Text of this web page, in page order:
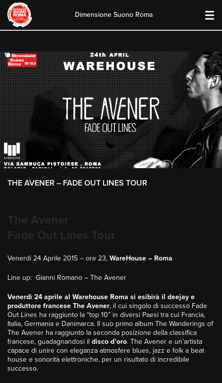
content
Dimensione Suono Roma
THE AVENER – FADE OUT LINES TOUR
The Avener
Fade Out Lines Tour
Venerdi 24 Aprile 2015 – ore 23, WareHouse – Roma
Line up: Gianni Romano – The Avener
Venerdì 24 aprile al Warehouse Roma si esibirà il deejay e
produttore francese The Avener, il cui singolo di successo Fade
Out Lines ha raggiunto la “top 10” in diversi Paesi tra cui Francia,
Italia, Germania e Danimarca. Il suo primo album The Wanderings of
The Avener ha raggiunto la seconda posizione della classifica
francese, guadagnandosi il disco d’oro. The Avener e un’artista
capace di unire con eleganza atmosfere blues, jazz e folk a beat
house e sonorità elettroniche, per un risultato di incredibile
successo.